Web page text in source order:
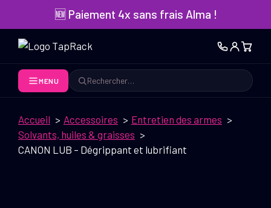
contenu
🆕 Paiement 4x sans frais Alma !
MENU
Rechercher
Accueil Accessoires
Entretien des armes
Solvants, huiles & graisses
CANON LUB – Dégrippant et lubrifiant